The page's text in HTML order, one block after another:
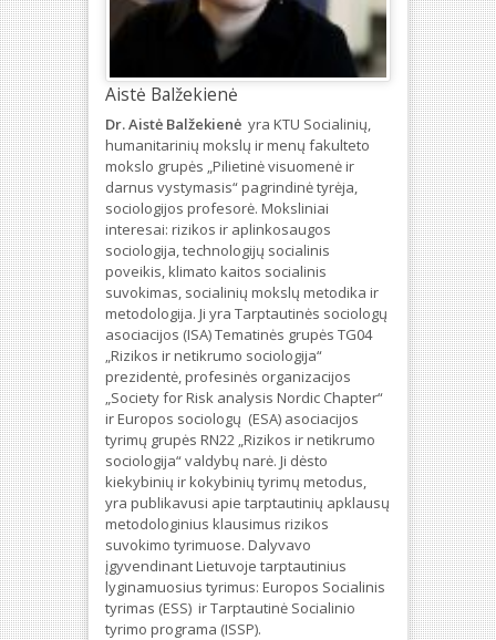
Aistė Balžekienė
Dr. Aistė Balžekienė yra KTU Socialinių,
humanitarinių mokslų ir menų fakulteto
mokslo grupės „Pilietinė visuomenė ir
darnus vystymasis“ pagrindinė tyrėja,
sociologijos profesorė. Moksliniai
interesai: rizikos ir aplinkosaugos
sociologija, technologijų socialinis
poveikis, klimato kaitos socialinis
suvokimas, socialinių mokslų metodika ir
metodologija. Ji yra Tarptautinės sociologų
asociacijos (ISA) Tematinės grupės TG04
„Rizikos ir netikrumo sociologija“
prezidentė, profesinės organizacijos
„Society for Risk analysis Nordic Chapter“
ir Europos sociologų (ESA) asociacijos
tyrimų grupės RN22 „Rizikos ir netikrumo
sociologija“ valdybų narė. Ji dėsto
kiekybinių ir kokybinių tyrimų metodus,
yra publikavusi apie tarptautinių apklausų
metodologinius klausimus rizikos
suvokimo tyrimuose. Dalyvavo
įgyvendinant Lietuvoje tarptautinius
lyginamuosius tyrimus: Europos Socialinis
tyrimas (ESS) ir Tarptautinė Socialinio
tyrimo programa (ISSP).